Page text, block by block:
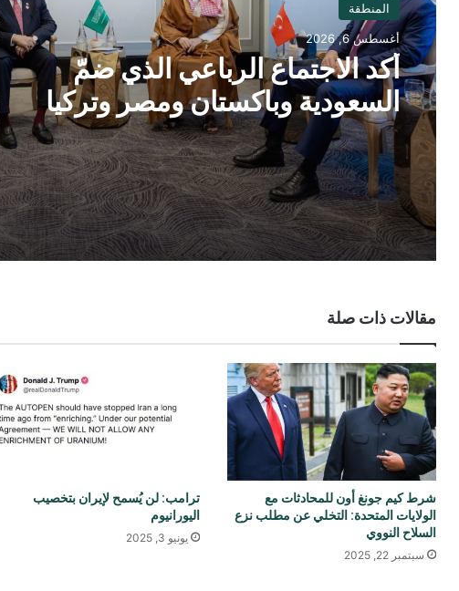
المنطقة
أغسطس 6, 2026
أكد الاجتماع الرباعي الذي ضمّ
السعودية وباكستان ومصر وتركيا
على ضرورة خفض حدة التوترات
الإقليمية
مقالات ذات صلة
شرط كيم جونغ أون للمحادثات مع
الولايات المتحدة: التخلي عن مطلب نزع
السلاح النووي
سبتمبر 22, 2025
ترامب: لن يُسمح لإيران بتخصيب
اليورانيوم
يونيو 3, 2025